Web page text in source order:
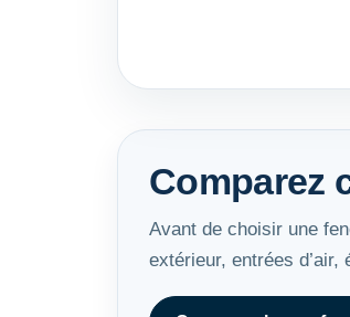
Comparez
Avant de choisir une
extérieur, entrées d’air,